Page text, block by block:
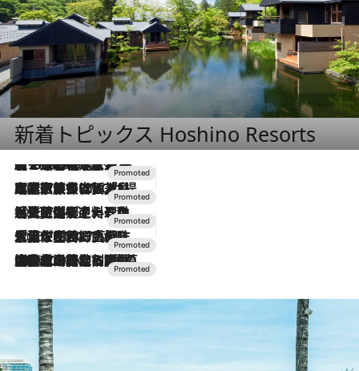
新着トピックス Hoshino Resorts
2026.8.7
【トンボの足水浴】ヒノキの香りに包まれて涼感マックス！約13℃の湧水かけ流しを避暑地「星野温泉 トンボの湯」で体験
2026.7.31
【ホテル帰省】という選択肢をOMOが提案。家族とほどよい距離を保つには「昼は実家、夜は気兼ねなくホテルで！」
2026.7.24
【夏限定ディナーコース】旬を迎える稚鮎や花ズッキーニなどをイタリア・トスカーナの郷土料理の手法で満喫！
2026.7.17
「土佐和ハーブかき氷」がOMO7高知に登場！生姜、山椒、大葉など目にも舌にも涼を呼ぶ郷土の味
2026.7.10
NEW OPEN！【界 草津】名湯の地に誕生。趣の異なる2種の温泉と上州ならではの会席・蕎麦割烹など美食を味わう究極の癒やし旅